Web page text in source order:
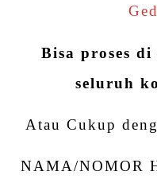
Bisa proses di
seluruh
Atau Cukup
NAMA/NOMOR